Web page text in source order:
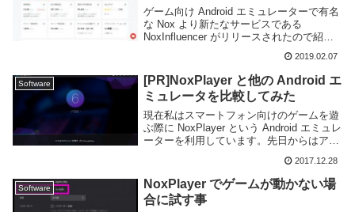
ゲーム向け Android エミュレーターで有名
な Nox より新たなサービスである
NoxInfluencer がリリースされたので紹介
ツールと収益化プログラムの2つを提供す
る...
2019.02.07
Software
[PR]NoxPlayer と他の Android エ
ミュレータを比較してみた
現在私はスマートフォン向けのゲームを遊
ぶ際に NoxPlayer という Android エミュレ
ーターを利用しています。先日からはアズ
ですね。資金が足りなくて建造できませ
ん。ところで PC 向けのゲー...
2017.12.28
Software
NoxPlayer でゲームが動かない場
合に試す事